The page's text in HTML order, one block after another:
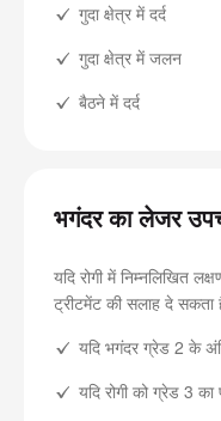
गुदा क्षेत्र में दर्द
गुदा क्षेत्र में जलन
बैठने में दर्द
भगंदर का लेजर
यदि रोगी में निम्नलिखित
ट्रीटमेंट की सलाह दे सकता
यदि भगंदर ग्रेड 2 के
यदि रोगी को ग्रेड 3 का